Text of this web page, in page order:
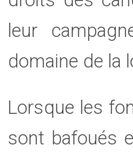
leur
domaine de la
Lorsque les
sont bafoués